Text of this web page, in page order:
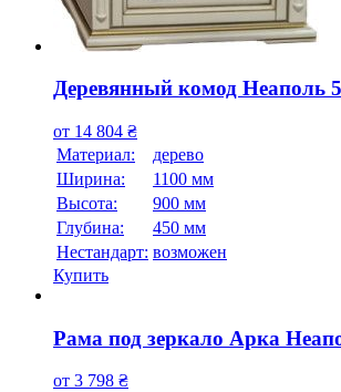
Деревянный комод Неаполь
от 14 804 ₴
Материал:
дерево
Ширина:
1100 мм
Высота:
900 мм
Глубина:
450 мм
Нестандарт: возможен
Купить
Рама под зеркало Арка
от 3 798 ₴